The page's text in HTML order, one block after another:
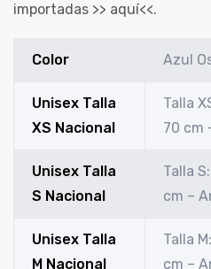
importadas >> aquí<<.
Color Azul
Unisex Talla
XS Nacional
Talla
70 cm
Unisex Talla
S Nacional
Talla
cm –
Unisex Talla
M Nacional
Talla
cm –